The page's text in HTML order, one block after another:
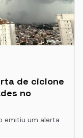
de ciclone
no
emitiu um alerta